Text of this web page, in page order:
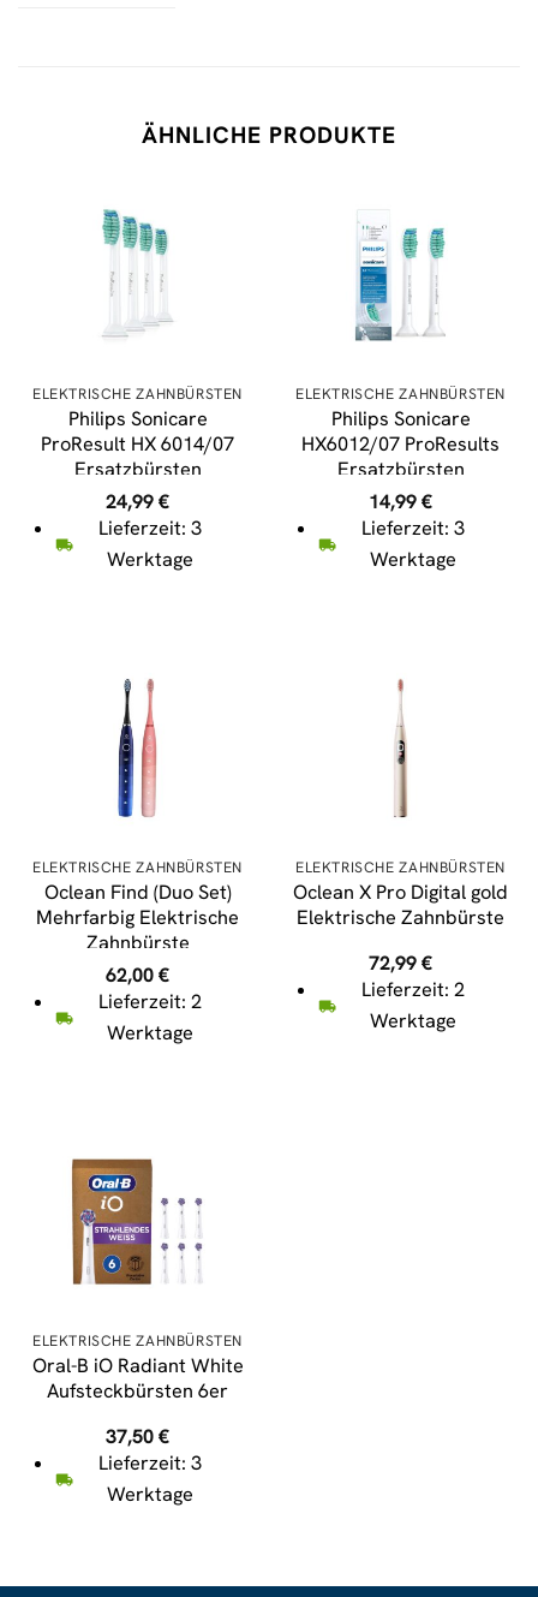
ÄHNLICHE PRODUKTE
ELEKTRISCHE ZAHNBÜRSTEN
Philips Sonicare
ProResult HX 6014/07
Ersatzbürsten
24,99€
Lieferzeit: 3
Werktage
ELEKTRISCHE ZAHNBÜRSTEN
Philips Sonicare
HX6012/07 ProResults
Ersatzbürsten
14,99€
Lieferzeit: 3
Werktage
ELEKTRISCHE ZAHNBÜRSTEN
Oclean Find (Duo Set)
Mehrfarbig Elektrische
Zahnbürste
62,00€
Lieferzeit: 2
Werktage
ELEKTRISCHE ZAHNBÜRSTEN
Oclean X Pro Digital gold
Elektrische Zahnbürste
72,99€
Lieferzeit: 2
Werktage
ELEKTRISCHE ZAHNBÜRSTEN
Oral-B iO Radiant White
Aufsteckbürsten 6er
37,50€
Lieferzeit: 3
Werktage